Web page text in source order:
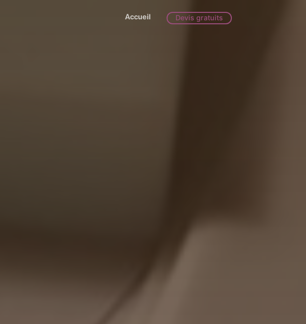
Accueil Devis gratuits